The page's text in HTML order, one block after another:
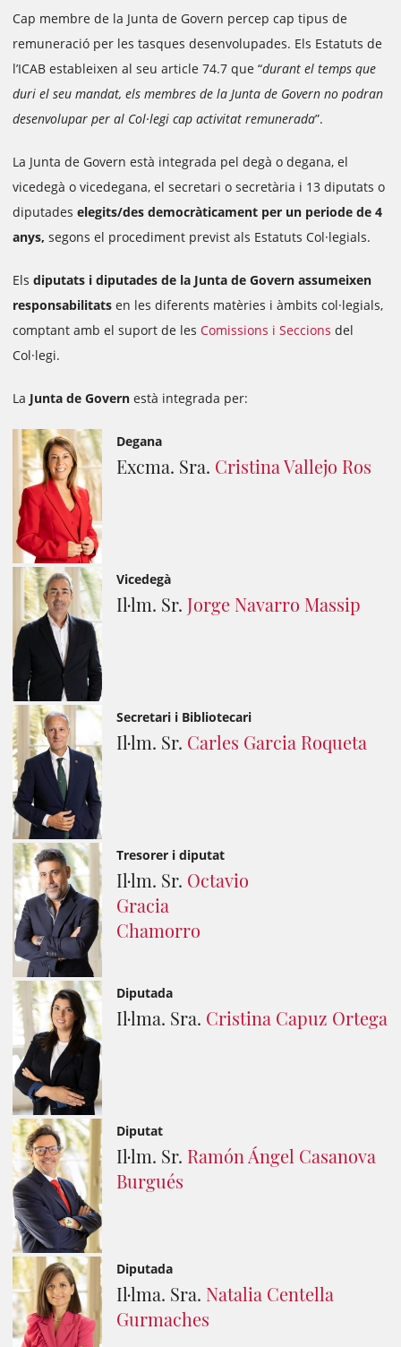
Cap membre de la Junta de Govern percep cap tipus de
remuneració per les tasques desenvolupades. Els Estatuts de
l’ICAB estableixen al seu article 74.7 que “durant el temps que
duri el seu mandat, els membres de la Junta de Govern no podran
desenvolupar per al Col·legi cap activitat remunerada”.
La Junta de Govern està integrada pel degà o degana, el
vicedegà o vicedegana, el secretari o secretària i 13 diputats o
diputades elegits/des democràticament per un periode de 4
anys, segons el procediment previst als Estatuts Col·legials.
Els diputats i diputades de la Junta de Govern assumeixen
responsabilitats en les diferents matèries i àmbits col·legials,
comptant amb el suport de les Comissions i Seccions del
Col·legi.
La Junta de Govern està integrada per:
Degana
Excma. Sra. Cristina Vallejo Ros
Vicedegà
Il·lm. Sr. Jorge Navarro Massip
Secretari i Bibliotecari
Il·lm. Sr. Carles Garcia Roqueta
Tresorer i diputat
Il·lm. Sr. Octavio
Gracia
Chamorro
Diputada
Il·lma. Sra. Cristina Capuz Ortega
Diputat
Il·lm. Sr. Ramón Ángel Casanova
Burgués
Diputada
Il·lma. Sra. Natalia Centella
Gurmaches